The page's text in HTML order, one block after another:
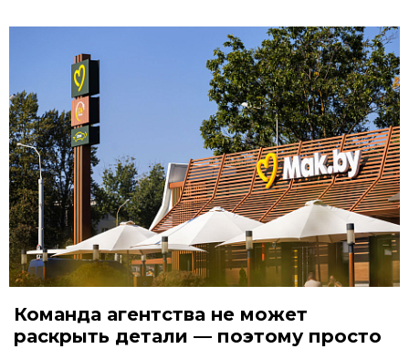
Команда агентства не может
раскрыть детали — поэтому просто